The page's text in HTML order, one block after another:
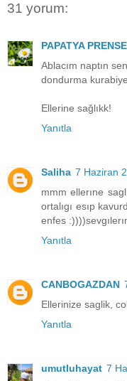
31 yorum:
PAPATYA
Ablacım naptın
dondurma kurabiye
Ellerine sağlıkk!
Yanıtla
Saliha 7 Haziran
mmm ellerıne
ortalıgı esıp
enfes
Yanıtla
CANBOGAZDAN
Ellerinize saglik,
Yanıtla
umutluhayat 7